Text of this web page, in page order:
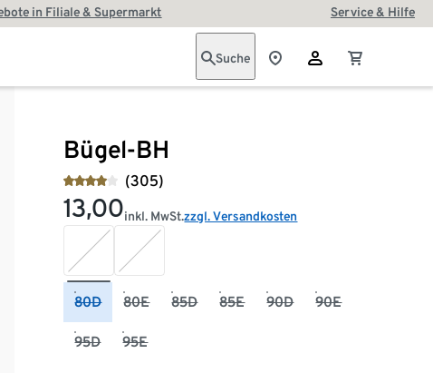
in Filiale & Supermarkt Service & Hilfe
Suche
Bügel-BH
(305)
13,00inkl. MwSt.zzgl. Versandkosten
80D 80E 85D 85E 90D 90E
95D 95E